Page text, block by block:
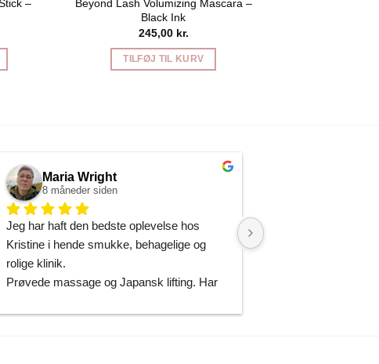
–
Beyond Lash Volumizing Mascara –
Black Ink
245,00 kr.
TILFØJ TIL KURV
Maria Wright
8 måneder siden
Jeg har haft den bedste oplevelse hos
Kristine i hende smukke, behagelige og
rolige klinik.
Prøvede massage og Japansk lifting. Har
ingen som denne.